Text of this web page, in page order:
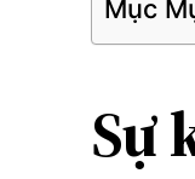
Mục
Sự